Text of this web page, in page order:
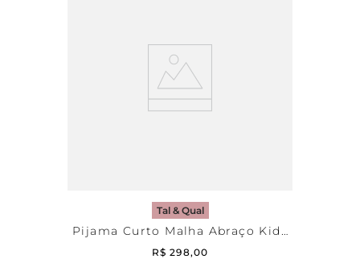
Tal & Qual
Pijama Curto Malha Abraço Kids
Masculino
R$ 298,00